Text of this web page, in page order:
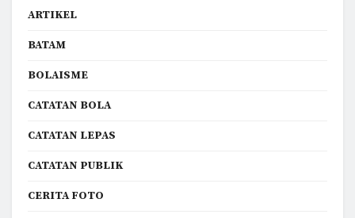
ARTIKEL
BATAM
BOLAISME
CATATAN BOLA
CATATAN LEPAS
CATATAN PUBLIK
CERITA FOTO